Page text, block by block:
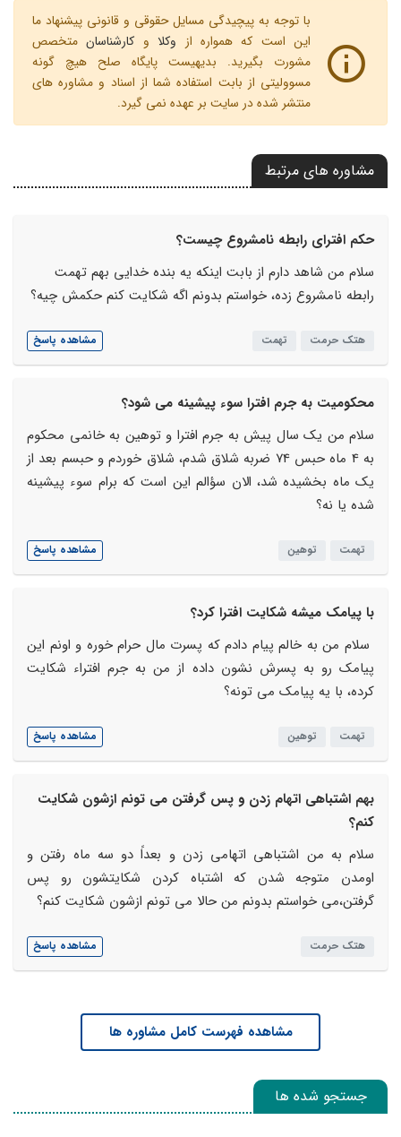
با توجه به پیچیدگی مسایل حقوقی و قانونی پیشنهاد ما
این است که همواره از وکلاو کارشناسانمتخصص
مشورت بگیرید. بدیهیست پایگاه صلح هیچ گونه
مسوولیتی از بابت استفاده شما از اسناد و مشاوره های
منتشر شده در سایت بر عهده نمی گیرد.
مشاوره های مرتبط
حکم افترای رابطه نامشروع چیست؟
سلام من شاهد دارم از بابت اینکه یه بنده خدایی بهم تهمت
رابطه نامشروع زده، خواستم بدونم اگه شکایت کنم حکمش چیه؟
هتک حرمت تهمت مشاهده پاسخ
محکومیت به جرم افترا سوء پیشینه می شود؟
سلام من یک سال پیش به جرم افترا و توهین به خانمی محکوم
به 4 ماه حبس 74 ضربه شلاق شدم، شلاق خوردم و حبسم بعد از
یک ماه بخشیده شد، الان سؤالم این است که برام سوء پیشینه
شده یا نه؟
تهمت توهین مشاهده پاسخ
با پیامک میشه شکایت افترا کرد؟
سلام من به خالم پیام دادم که پسرت مال حرام خوره و اونم این
پیامک رو به پسرش نشون داده از من به جرم افتراء شکایت
کرده، با یه پیامک می تونه؟
تهمت توهین مشاهده پاسخ
بهم اشتباهی اتهام زدن و پس گرفتن می تونم ازشون شکایت
کنم؟
سلام به من اشتباهی اتهامی زدن و بعداً دو سه ماه رفتن و
اومدن متوجه شدن که اشتباه کردن شکایتشون رو پس
گرفتن،می خواستم بدونم من حالا می تونم ازشون شکایت کنم؟
هتک حرمت مشاهده پاسخ
مشاهده فهرست کامل مشاوره ها
جستجو شده ها